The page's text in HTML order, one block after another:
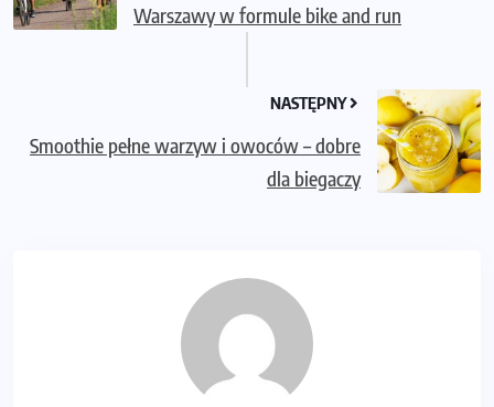
Warszawy w formule bike and run
NASTĘPNY
Smoothie pełne warzyw i owoców – dobre
dla biegaczy